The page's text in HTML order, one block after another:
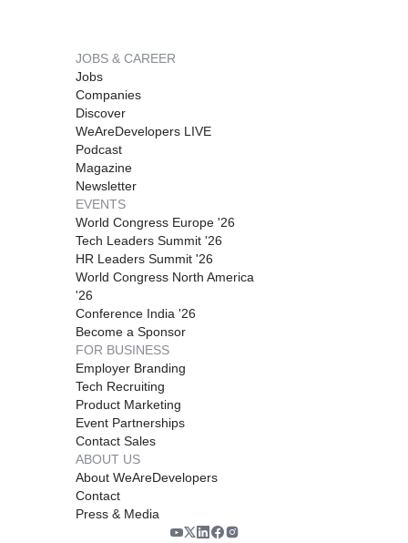
JOBS & CAREER
Jobs
Companies
Discover
WeAreDevelopers LIVE
Podcast
Magazine
Newsletter
EVENTS
World Congress Europe '26
Tech Leaders Summit '26
HR Leaders Summit '26
World Congress North America
'26
Conference India '26
Become a Sponsor
FOR BUSINESS
Employer Branding
Tech Recruiting
Product Marketing
Event Partnerships
Contact Sales
ABOUT US
About WeAreDevelopers
Contact
Press & Media